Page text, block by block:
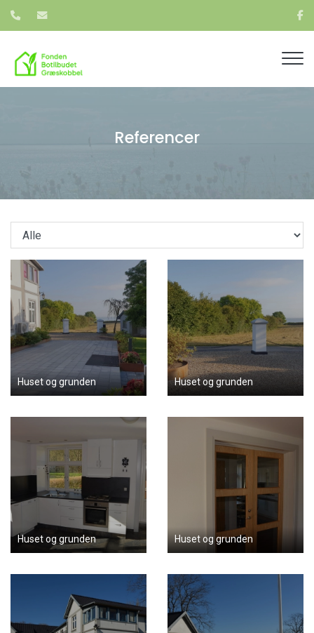
Gå
Referencer
Huset og grunden Huset og grunden
Huset og grunden Huset og grunden